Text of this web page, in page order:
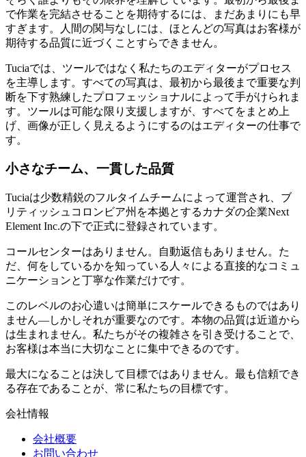
で作業を完結させることを期待するには、まだあまりにも早
すぎます。人間の関与なしには、ほとんどの写真はお客様が
期待する品質に近づくことすらできません。
Tuciaでは、ツールではなく私たちのエディターがプロセス
を主導します。すべての写真は、最初から最後まで重要な判
断を下す熟練したプロフェッショナルによって手がけられま
す。ツールは可能な限り支援しますが、すべてをまとめ上
げ、画像が正しく見えるようにするのはエディターの仕事で
す。
小さなチーム、一貫した品質
Tuciaは少数精鋭のフルタイムチームによって運営され、ブ
リティッシュコロンビア州を本拠とするカナダの企業Next
Element Inc.の下で正式に登録されています。
コールセンターはありません。自動返信もありません。た
だ、何をしているかを知っている人々による直接的なコミュ
ニケーションと丁寧な作業だけです。
このレベルのお心遣いは簡単にスケールできるものではあり
ません—しかしそれが重要なのです。本物の品質は近道から
は生まれません。私たちがその複雑さを引き受けることで、
お客様は本当に大切なことに集中できるのです。
最大になることは決して目標ではありません。最も信頼でき
る存在であることが、常に私たちの目標です。
会社情報
会社概要
お問い合わせ